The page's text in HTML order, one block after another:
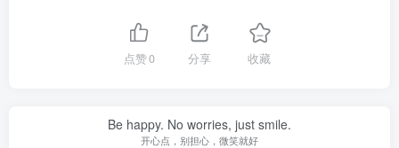
点赞0 分享 收藏
Be happy. No worries, just smile.
开心点，别担心，微笑就好